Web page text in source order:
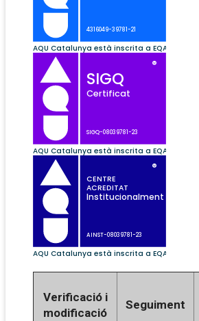
Verificació i
modificació
Seguiment